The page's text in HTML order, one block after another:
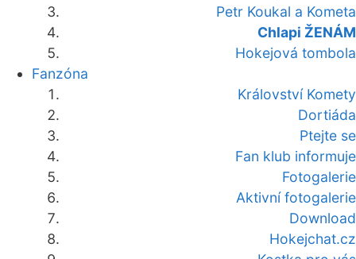
Petr Koukal a Kometa
Chlapi ŽENÁM
Hokejová tombola
Fanzóna
Království Komety
Dortiáda
Ptejte se
Fan klub informuje
Fotogalerie
Aktivní fotogalerie
Download
Hokejchat.cz